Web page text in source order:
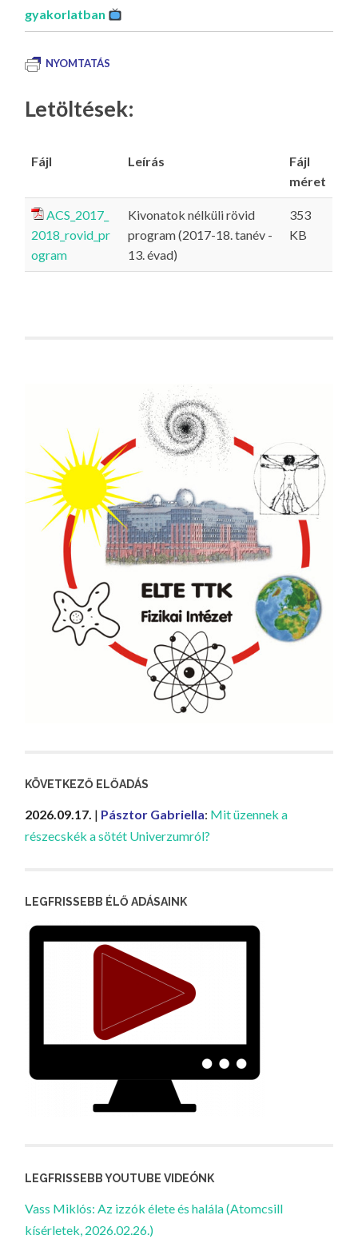
gyakorlatban
NYOMTATÁS
Letöltések:
Fájl Leírás
Fájl
méret
ACS_2017_
2018_rovid_pr
ogram
Kivonatok nélküli rövid
program (2017-18. tanév -
13. évad)
353
KB
KÖVETKEZŐ ELŐADÁS
2026.09.17. | Pásztor Gabriella: Mit üzennek a
részecskék a sötét Univerzumról?
LEGFRISSEBB ÉLŐ ADÁSAINK
LEGFRISSEBB YOUTUBE VIDEÓNK
Vass Miklós: Az izzók élete és halála (Atomcsill
kísérletek, 2026.02.26.)